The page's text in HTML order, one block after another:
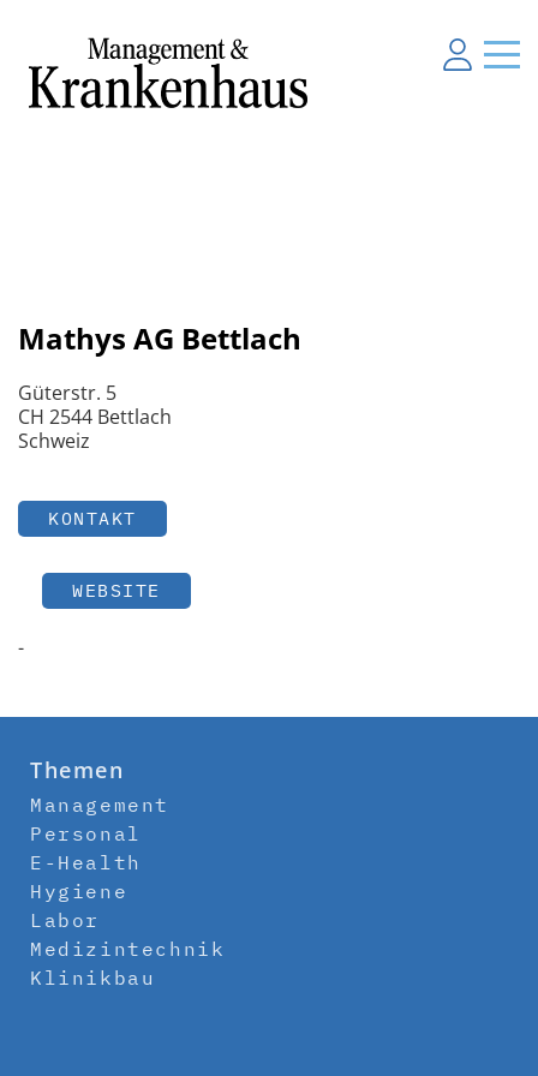
Mathys AG Bettlach
Güterstr. 5
CH 2544 Bettlach
Schweiz
KONTAKT
WEBSITE
-
Themen
Management
Personal
E-Health
Hygiene
Labor
Medizintechnik
Klinikbau